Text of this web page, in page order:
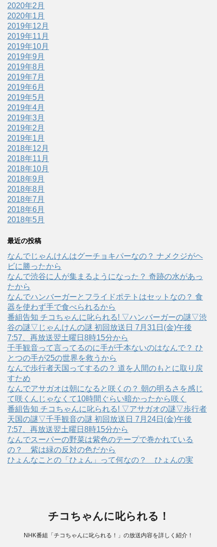
2020年2月
2020年1月
2019年12月
2019年11月
2019年10月
2019年9月
2019年8月
2019年7月
2019年6月
2019年5月
2019年4月
2019年3月
2019年2月
2019年1月
2018年12月
2018年11月
2018年10月
2018年9月
2018年8月
2018年7月
2018年6月
2018年5月
最近の投稿
なんでじゃんけんはグーチョキパーなの？ ナメクジがヘ
ビに勝ったから
なんで渋谷に人が集まるようになった？ 奇跡の水があっ
たから
なんでハンバーガーとフライドポテトはセットなの？ 食
器を使わず手で食べられるから
番組告知 チコちゃんに叱られる! ▽ハンバーガーの謎▽渋
谷の謎▽じゃんけんの謎 初回放送日 7月31日(金)午後
7:57、再放送翌土曜日8時15分から
千手観音って言ってるのに手が千本ないのはなんで？ ひ
とつの手が25の世界を救うから
なんで歩行者天国ってするの？ 道を人間のもとに取り戻
すため
なんでアサガオは朝になると咲くの？ 朝の明るさを感じ
て咲くんじゃなくて10時間ぐらい暗かったから咲く
番組告知 チコちゃんに叱られる! ▽アサガオの謎▽歩行者
天国の謎▽千手観音の謎 初回放送日 7月24日(金)午後
7:57、再放送翌土曜日8時15分から
なんでスーパーの野菜は紫色のテープで巻かれている
の？ 紫は緑の反対の色だから
ひょんなことの「ひょん」って何なの？ ひょんの実
チコちゃんに叱られる！
NHK番組「チコちゃんに叱られる！」の放送内容を詳しく紹介！